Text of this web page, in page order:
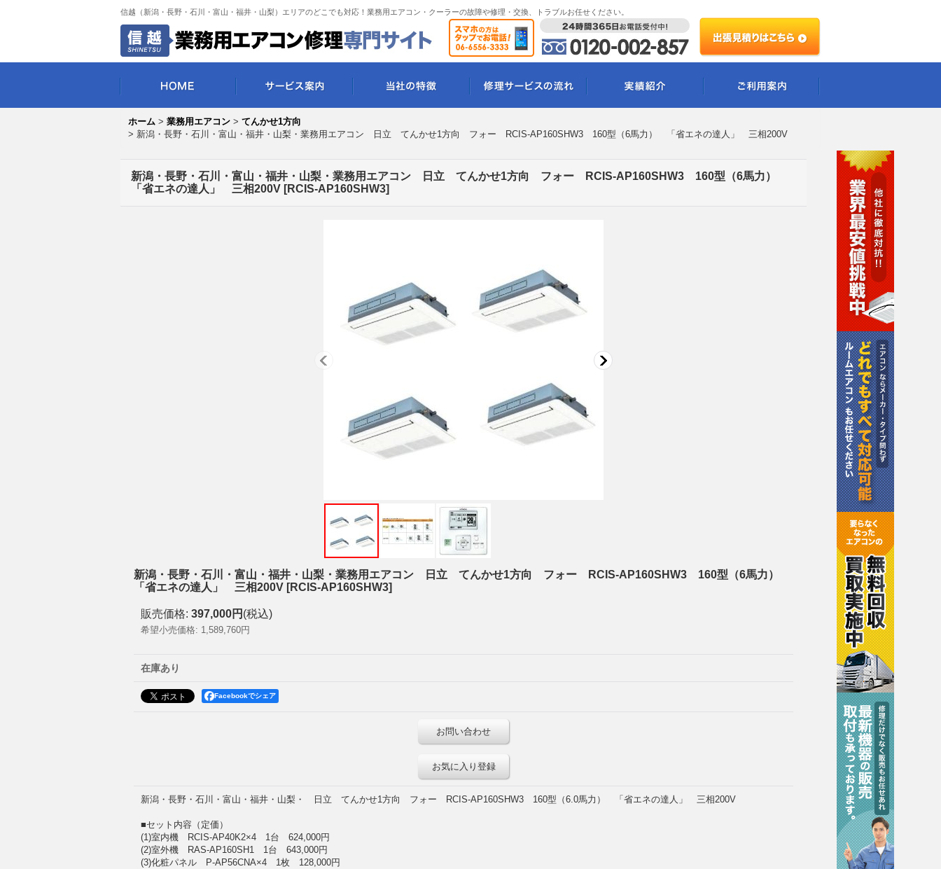
信越（新潟・長野・石川・富山・福井・山梨）エリアのどこでも対応！業務用エアコン・クーラーの故障や修理・交換、トラブルお任せください。
ホーム > 業務用エアコン > てんかせ1方向
> 新潟・長野・石川・富山・福井・山梨・業務用エアコン 日立 てんかせ1方向 フォー RCIS-AP160SHW3 160型（6馬力） 「省エネの達人」 三相200V
新潟・長野・石川・富山・福井・山梨・業務用エアコン 日立 てんかせ1方向 フォー RCIS-AP160SHW3 160型（6馬力）
「省エネの達人」 三相200V [RCIS-AP160SHW3]
新潟・長野・石川・富山・福井・山梨・業務用エアコン 日立 てんかせ1方向 フォー RCIS-AP160SHW3 160型（6馬力）
「省エネの達人」 三相200V [RCIS-AP160SHW3]
販売価格: 397,000円 (税込)
希望小売価格: 1,589,760円
在庫あり
Facebookでシェア
お問い合わせ
お気に入り登録
新潟・長野・石川・富山・福井・山梨・ 日立 てんかせ1方向 フォー RCIS-AP160SHW3 160型（6.0馬力） 「省エネの達人」 三相200V
■セット内容（定価）
(1)室内機 RCIS-AP40K2×4 1台 624,000円
(2)室外機 RAS-AP160SH1 1台 643,000円
(3)化粧パネル P-AP56CNA×4 1枚 128,000円